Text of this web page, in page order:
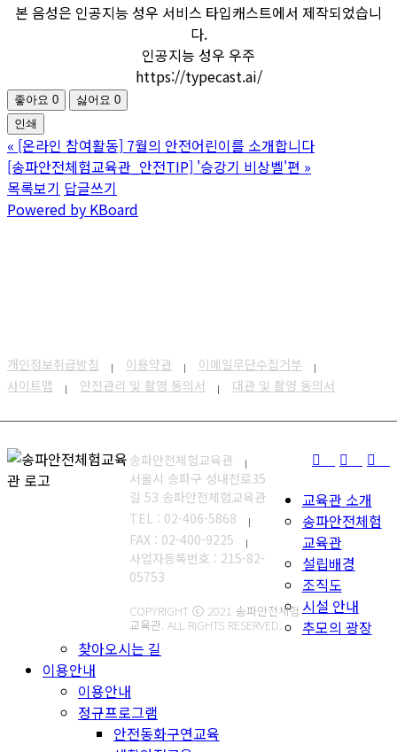
본 음성은 인공지능 성우 서비스 타입캐스트에서 제작되었습니
다.
인공지능 성우 우주
https://typecast.ai/
좋아요 0 싫어요 0
인쇄
« [온라인 참여활동] 7월의 안전어린이를 소개합니다
[송파안전체험교육관_안전TIP] '승강기 비상벨'편 »
목록보기 답글쓰기
Powered by KBoard
개인정보취급방침 이용약관
이메일무단수집거부
사이트맵
안전관리 및 촬영 동의서 대관 및 촬영 동의서
송파안전체험교육관
서울시 송파구 성내천로35
길 53 송파안전체험교육관
TEL : 02-406-5868
FAX : 02-400-9225
사업자등록번호 : 215-82-
05753
COPYRIGHT ⓒ 2021 송파안전체험
교육관. ALL RIGHTS RESERVED.
교육관 소개
송파안전체험
교육관
설립배경
조직도
시설 안내
추모의 광장
찾아오시는 길
이용안내
이용안내
정규프로그램
안전동화구연교육